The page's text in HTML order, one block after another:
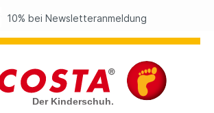
10% bei Newsletteranmeldung